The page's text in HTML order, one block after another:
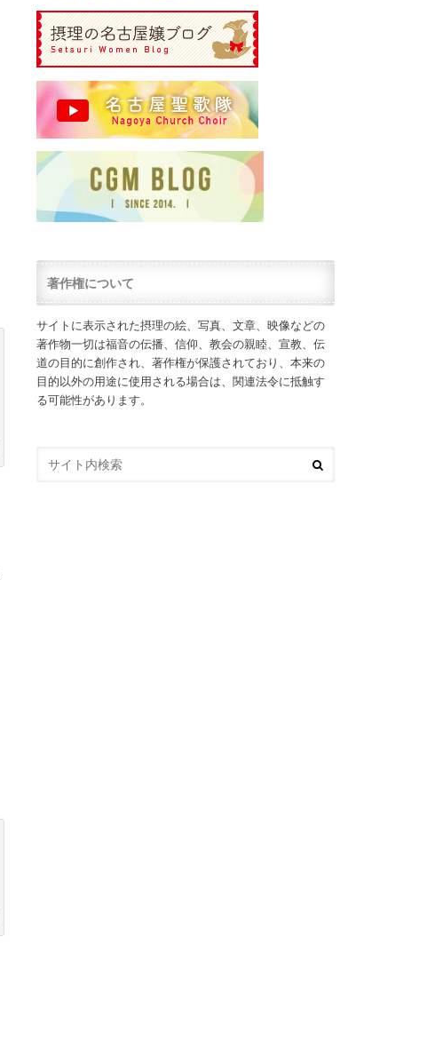
著作権について
サイトに表示された摂理の絵、写真、文章、映像などの
著作物一切は福音の伝播、信仰、教会の親睦、宣教、伝
道の目的に創作され、著作権が保護されており、本来の
目的以外の用途に使用される場合は、関連法令に抵触す
る可能性があります。